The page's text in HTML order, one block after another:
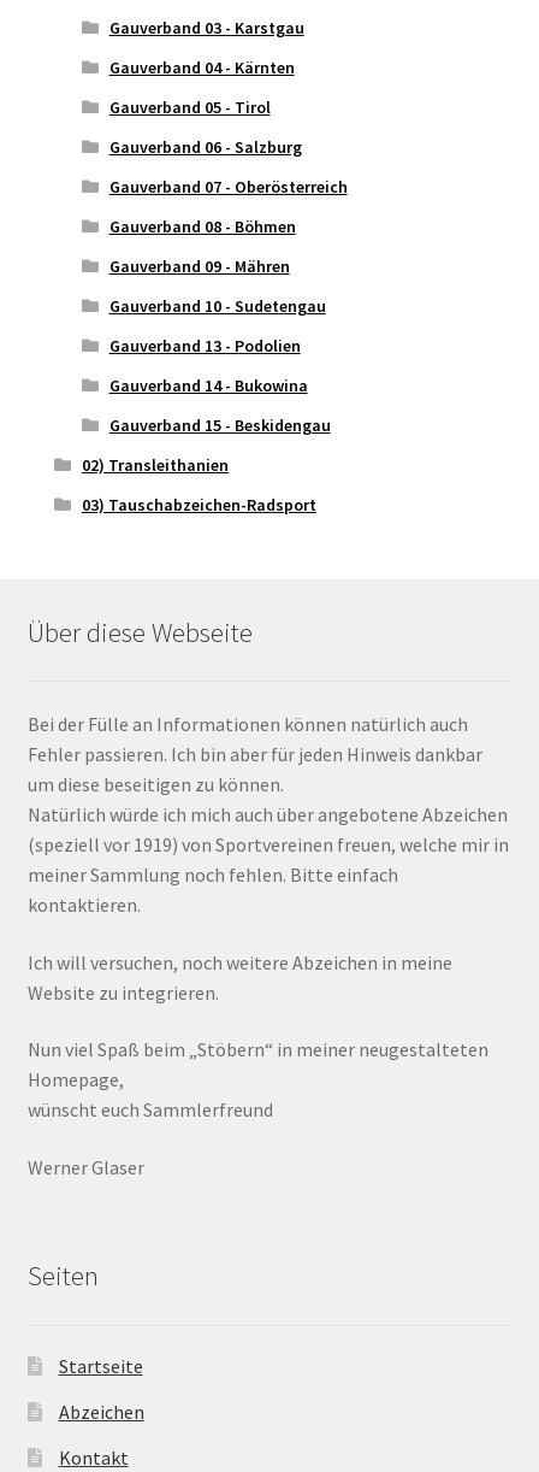
Gauverband 03 - Karstgau
Gauverband 04 - Kärnten
Gauverband 05 - Tirol
Gauverband 06 - Salzburg
Gauverband 07 - Oberösterreich
Gauverband 08 - Böhmen
Gauverband 09 - Mähren
Gauverband 10 - Sudetengau
Gauverband 13 - Podolien
Gauverband 14 - Bukowina
Gauverband 15 - Beskidengau
02) Transleithanien
03) Tauschabzeichen-Radsport
Über diese Webseite
Bei der Fülle an Informationen können natürlich auch
Fehler passieren. Ich bin aber für jeden Hinweis dankbar
um diese beseitigen zu können.
Natürlich würde ich mich auch über angebotene Abzeichen
(speziell vor 1919) von Sportvereinen freuen, welche mir in
meiner Sammlung noch fehlen. Bitte einfach
kontaktieren.
Ich will versuchen, noch weitere Abzeichen in meine
Website zu integrieren.
Nun viel Spaß beim „Stöbern“ in meiner neugestalteten
Homepage,
wünscht euch Sammlerfreund
Werner Glaser
Seiten
Startseite
Abzeichen
Kontakt